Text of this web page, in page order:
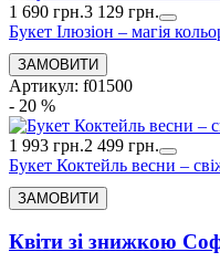
1 690 грн.3 129 грн.
Букет Ілюзіон – магія
Артикул: f01500
- 20 %
1 993 грн.2 499 грн.
Букет Коктейль весни –
Квіти зі знижкою